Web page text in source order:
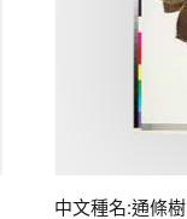
中文種名:通條樹